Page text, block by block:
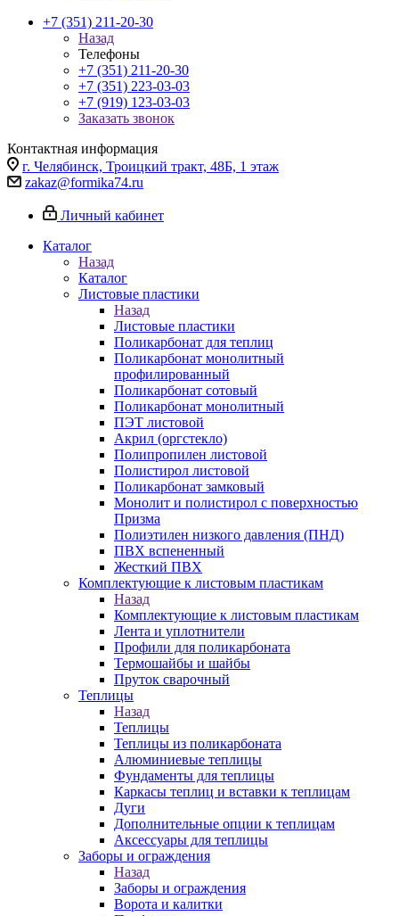
+7 (351) 211-20-30
Назад
Телефоны
+7 (351) 211-20-30
+7 (351) 223-03-03
+7 (919) 123-03-03
Заказать звонок
Контактная информация
г. Челябинск, Троицкий тракт, 48Б, 1 этаж
zakaz@formika74.ru
Личный кабинет
Каталог
Назад
Каталог
Листовые пластики
Назад
Листовые пластики
Поликарбонат для теплиц
Поликарбонат монолитный
профилированный
Поликарбонат сотовый
Поликарбонат монолитный
ПЭТ листовой
Акрил (оргстекло)
Полипропилен листовой
Полистирол листовой
Поликарбонат замковый
Монолит и полистирол с поверхностью
Призма
Полиэтилен низкого давления (ПНД)
ПВХ вспененный
Жесткий ПВХ
Комплектующие к листовым пластикам
Назад
Комплектующие к листовым пластикам
Лента и уплотнители
Профили для поликарбоната
Термошайбы и шайбы
Пруток сварочный
Теплицы
Назад
Теплицы
Теплицы из поликарбоната
Алюминиевые теплицы
Фундаменты для теплицы
Каркасы теплиц и вставки к теплицам
Дуги
Дополнительные опции к теплицам
Аксессуары для теплицы
Заборы и ограждения
Назад
Заборы и ограждения
Ворота и калитки